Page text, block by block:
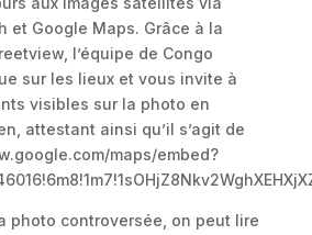
et Google Maps. Grâce à la
l’équipe de Congo
sur les lieux et vous invite à
visibles sur la photo en
attestant ainsi qu’il s’agit de
maps/embed?
photo controversée, on peut lire